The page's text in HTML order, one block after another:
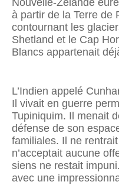
à partir de la Terre de
contournant les
Shetland et le Cap
Blancs appartenait
L’Indien appelé
Il vivait en guerre
Tupiniquim. Il menait
défense de son
familiales. Il ne
n’acceptait aucune
siens ne restait
avec une